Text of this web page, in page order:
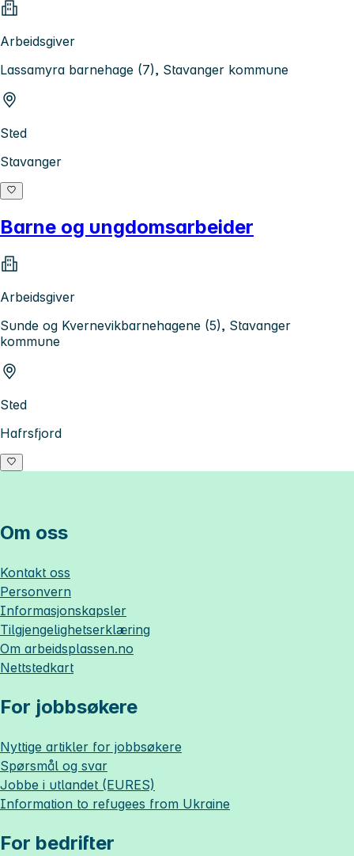
Arbeidsgiver
Lassamyra barnehage (7), Stavanger kommune
Sted
Stavanger
Barne og ungdomsarbeider
Arbeidsgiver
Sunde og Kvernevikbarnehagene (5), Stavanger
kommune
Sted
Hafrsfjord
Om oss
Kontakt oss
Personvern
Informasjonskapsler
Tilgjengelighetserklæring
Om arbeidsplassen.no
Nettstedkart
For jobbsøkere
Nyttige artikler for jobbsøkere
Spørsmål og svar
Jobbe i utlandet (EURES)
Information to refugees from Ukraine
For bedrifter